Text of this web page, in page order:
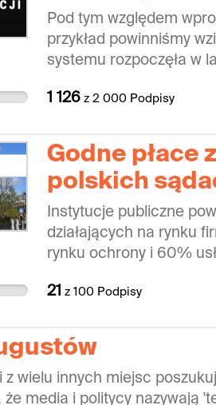
Pod tym względem
przykład powinniśmy
systemu rozpoczęła w
dbając o interes
która nie jest idealna.
w czasie, przemyślane i
zmiana systemu
uczniów. Pańskie weto
ogólnopolską debatę
potrzebną i wyważoną,
tak ważnej jak
właśnie kierujemy do
rozpatrzenie liczymy.
1 126z 2 000Podpisy
Godne płace
polskich
Instytucje publiczne
działających na rynku
rynku ochrony i 60%
gracze w tych
zatrudnienia we
media pełne były
wypracowujących
(w tym w sądach), by
21 z 100Podpisy
z wielu innych miejsc
media i politycy nazywają